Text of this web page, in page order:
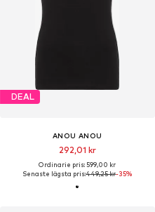
DEAL
ANOU ANOU
292,01 kr
Ordinarie pris: 599,00 kr
Senaste lägsta pris:449,25 kr-35%